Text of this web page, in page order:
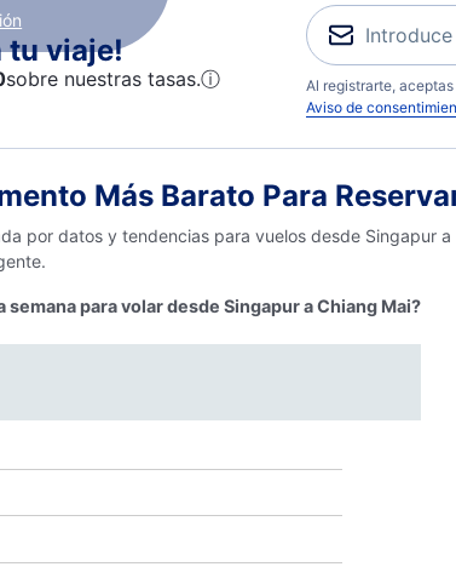
tu viaje!
sobre nuestras tasas.ⓘ
Al registrarte,
Aviso de
Más Barato Para
por datos y tendencias para vuelos desde Singapur
semana para volar desde Singapur a Chiang Mai?